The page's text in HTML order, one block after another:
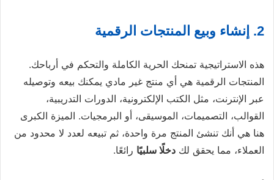
2. إنشاء وبيع المنتجات الرقمية
هذه الاستراتيجية تمنحك الحرية الكاملة والتحكم في أرباحك.
المنتجات الرقمية هي أي منتج غير مادي يمكنك بيعه وتوصيله
عبر الإنترنت، مثل الكتب الإلكترونية، الدورات التدريبية،
القوالب، التصميمات، الموسيقى، أو البرمجيات. الميزة الكبرى
هنا هي أنك تنشئ المنتج مرة واحدة، ثم تبيعه لعدد لا محدود من
العملاء، مما يحقق لك دخلًا سلبيًا رائعًا.